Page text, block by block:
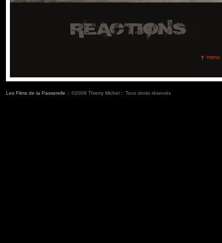
menu
Les Films de la Passerelle :: ©2009 Thierry Michel :: Tous droits réservés